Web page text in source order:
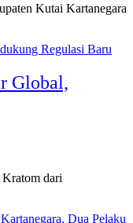
Kutai Kartanegara
Global,
dari